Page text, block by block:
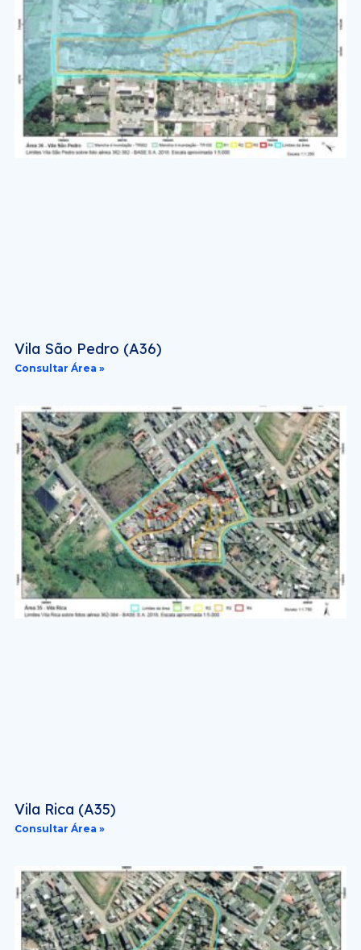
Vila São Pedro (A36)
Consultar Área »
Vila Rica (A35)
Consultar Área »